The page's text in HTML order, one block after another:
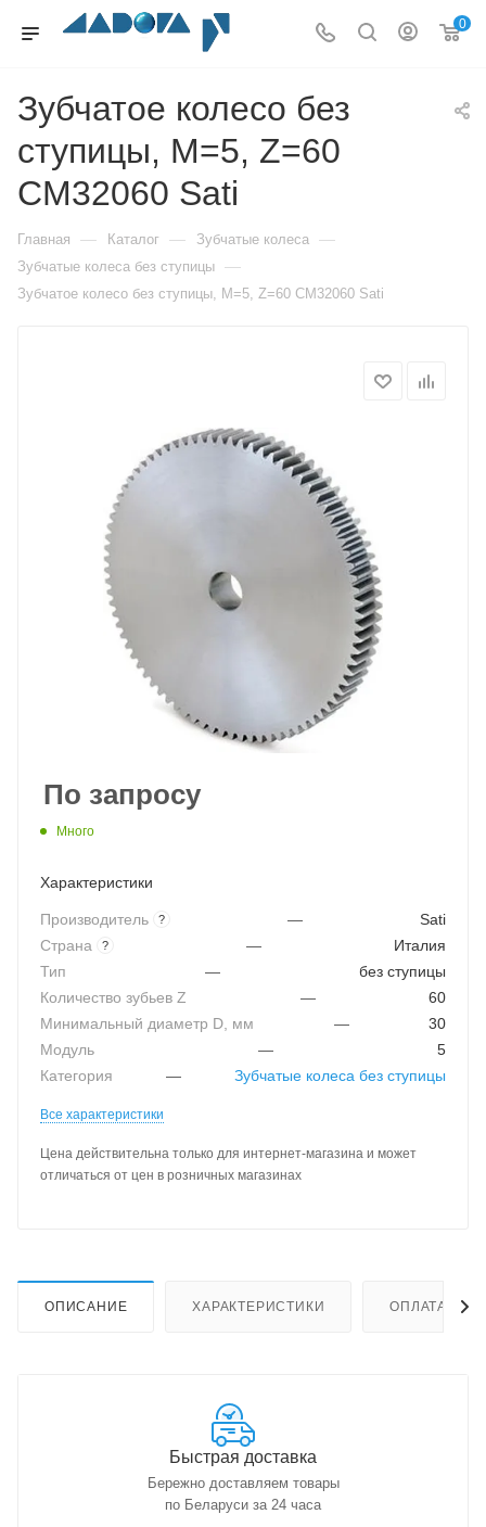
0
Зубчатое колесо без
ступицы, M=5, Z=60
CM32060 Sati
Главная — Каталог — Зубчатые колеса —
Зубчатые колеса без ступицы —
Зубчатое колесо без ступицы, M=5, Z=60 CM32060 Sati
По запросу
Много
Характеристики
Производитель ? —
Sati
Страна
? —
Италия
Тип
—
без ступицы
Количество зубьев Z
—
60
Минимальный диаметр D, мм
—
30
Модуль
—
5
Категория
— Зубчатые колеса без ступицы
Все характеристики
Цена действительна только для интернет-магазина и может
отличаться от цен в розничных магазинах
ОПИСАНИЕ ХАРАКТЕРИСТИКИ ОПЛАТА
Быстрая доставка
Бережно доставляем товары
по Беларуси за 24 часа